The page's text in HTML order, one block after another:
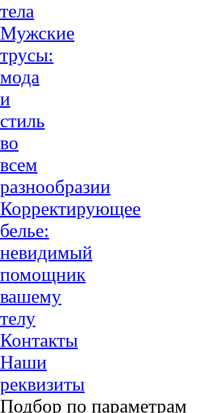
тела
Мужские
трусы:
мода
и
стиль
во
всем
разнообразии
Корректирующее
белье:
невидимый
помощник
вашему
телу
Контакты
Наши
реквизиты
Подбор по параметрам